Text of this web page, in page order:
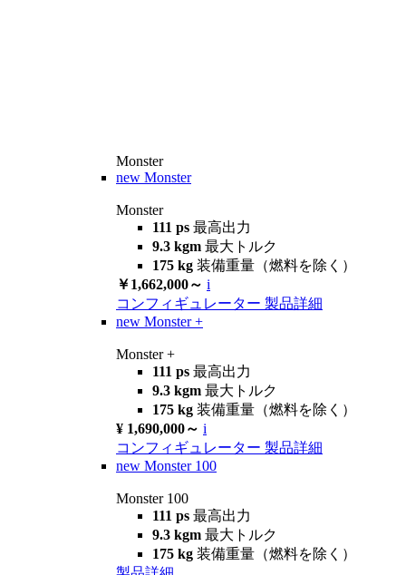
Monster
new Monster
Monster
111 ps 最高出力
9.3 kgm 最大トルク
175 kg 装備重量（燃料を除く）
￥1,662,000～ i
コンフィギュレーター 製品詳細
new Monster +
Monster +
111 ps 最高出力
9.3 kgm 最大トルク
175 kg 装備重量（燃料を除く）
¥ 1,690,000～ i
コンフィギュレーター 製品詳細
new Monster 100
Monster 100
111 ps 最高出力
9.3 kgm 最大トルク
175 kg 装備重量（燃料を除く）